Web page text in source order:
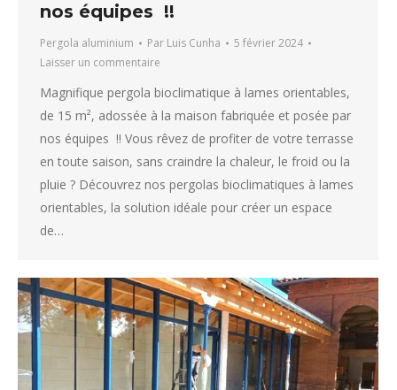
nos équipes !!
Pergola aluminium Par Luis Cunha
5 février 2024
Laisser un commentaire
Magnifique pergola bioclimatique à lames orientables,
de 15 m², adossée à la maison fabriquée et posée par
nos équipes !! Vous rêvez de profiter de votre terrasse
en toute saison, sans craindre la chaleur, le froid ou la
pluie ? Découvrez nos pergolas bioclimatiques à lames
orientables, la solution idéale pour créer un espace
de…